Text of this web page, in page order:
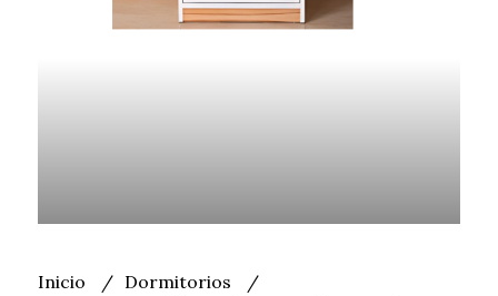
Inicio
Dormitorios